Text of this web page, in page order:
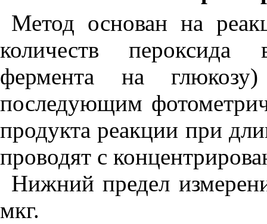
Метод основан на
количеств пероксида
фермента на
последующим
продукта реакции при
проводят с
Нижний предел
мкг.